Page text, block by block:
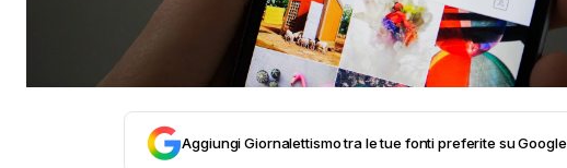
Aggiungi Giornalettismo tra le tue fonti preferite su Google